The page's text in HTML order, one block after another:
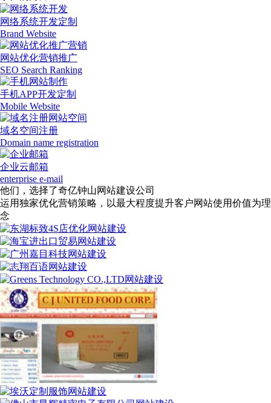
网络系统开发定制
Brand Website
网站优化营销推广
SEO Search Ranking
手机APP开发定制
Mobile Website
域名空间注册
Domain name registration
企业云邮箱
enterprise e-mail
他们，选择了奇亿钟山网站建设公司
运用独家优化营销策略，以最大程度提升客户网站使用价值为理
念